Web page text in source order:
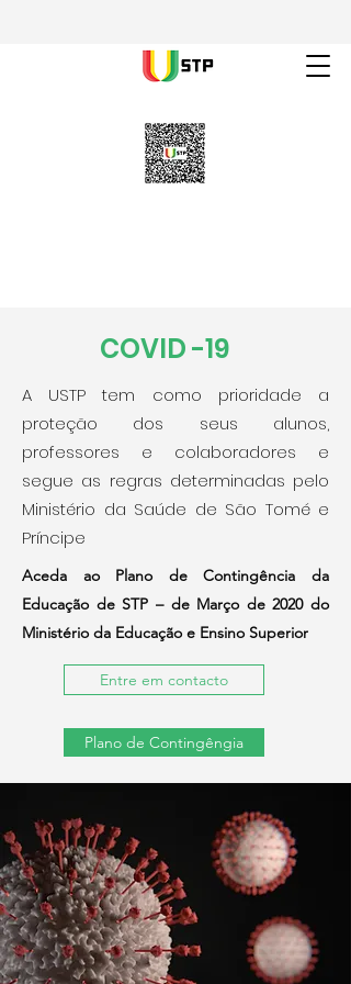
COVID -19
A USTP tem como prioridade a
proteção dos seus alunos,
professores e colaboradores e
segue as regras determinadas pelo
Ministério da Saúde de São Tomé e
Príncipe
Aceda ao Plano de Contingência da
Educação de STP – de Março de 2020 do
Ministério da Educação e Ensino Superior
Entre em contacto
Plano de Contingêngia